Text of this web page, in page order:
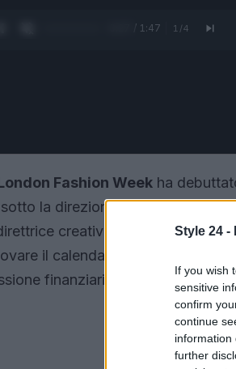
Style 24 -
If you wish
sensitive
confirm
continue
information
further
0:28 / 1:47 1 /4
Fashion Week ha
la direzione di Laura Weir.
creativa di Selfridges, ha
il calendario degli eventi e
finanziaria.